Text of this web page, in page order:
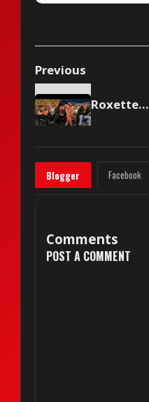
Previous
Roxette - How Do You Do!
Blogger Facebook
Comments
POST A COMMENT